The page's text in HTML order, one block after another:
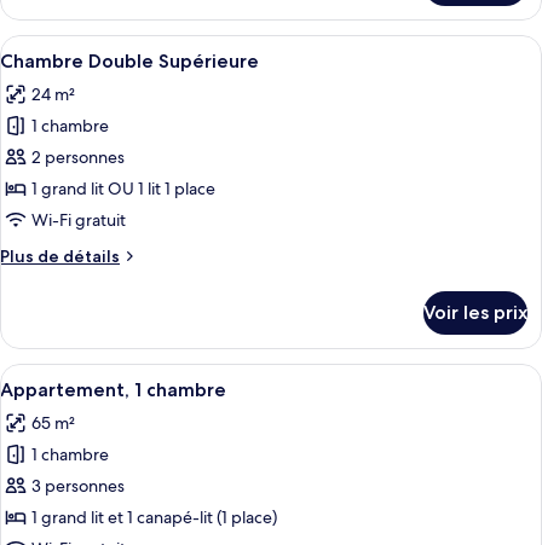
le
type
de
Chambre
Classique
Afficher
toutes
les
photos
pour
ce
type
chambre :
Supérieure
Une chambre d’hôtel avec un
5
Chambre Double Supérieure
24 m²
1 chambre
2 personnes
1 grand lit OU 1 lit 1 place
Wi-Fi gratuit
Plus de détails
Plus
le
type
de
chambre
Chambre
Double
Voir les prix
Afficher
toutes
les
photos
pour
ce
Une chambre avec une tête de lit en
7
Appartement, 1 chambre
65 m²
1 chambre
3 personnes
1 grand lit et 1 canapé-lit (1 place)